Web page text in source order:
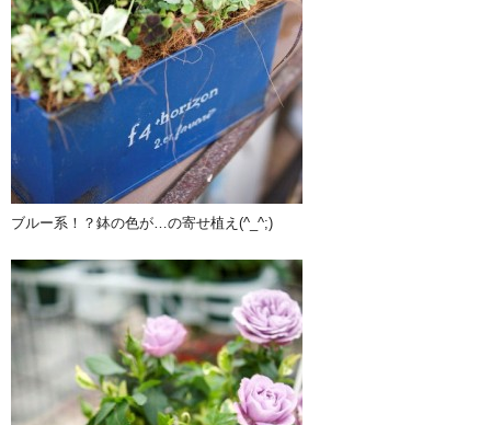
ブルー系！？鉢の色が…の寄せ植え(^_^;)